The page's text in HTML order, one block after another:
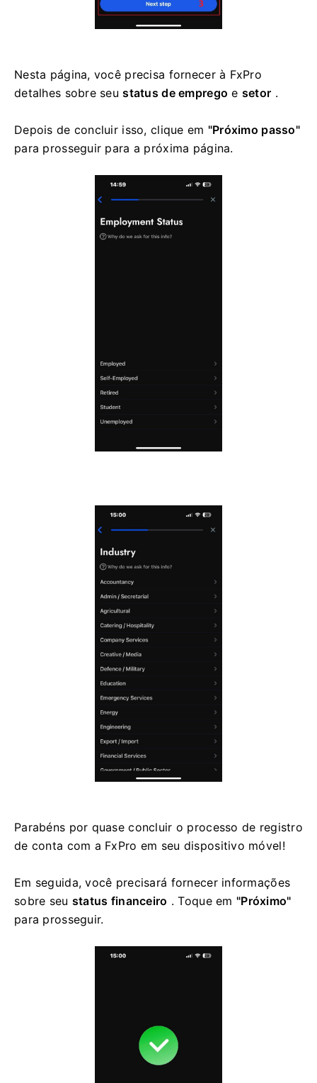
Nesta página, você precisa fornecer à FxPro
detalhes sobre seustatus de emprego e setor .
Depois de concluir isso, clique em "Próximo passo"
para prosseguir para a próxima página.
Parabéns por quase concluir o processo de registro
de conta com a FxPro em seu dispositivo móvel!
Em seguida, você precisará fornecer informações
sobre seu status financeiro . Toque em "Próximo"
para prosseguir.